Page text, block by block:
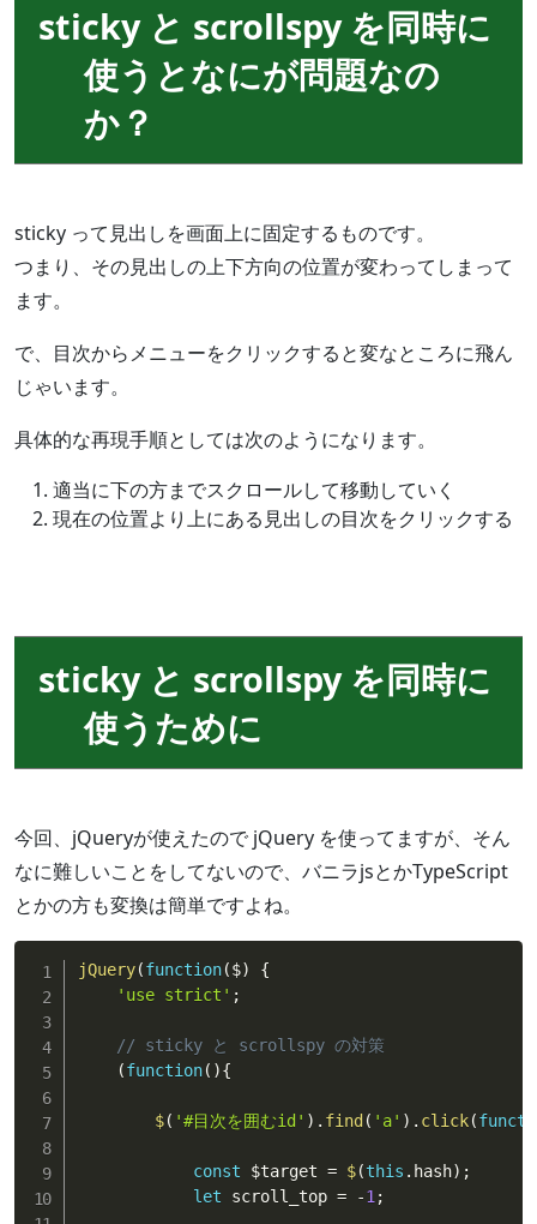
sticky と scrollspy を同時に
使うとなにが問題なの
か？
sticky って見出しを画面上に固定するものです。
つまり、その見出しの上下方向の位置が変わってしまって
ます。
で、目次からメニューをクリックすると変なところに飛ん
じゃいます。
具体的な再現手順としては次のようになります。
適当に下の方までスクロールして移動していく
現在の位置より上にある見出しの目次をクリックする
sticky と scrollspy を同時に
使うために
今回、jQueryが使えたので jQuery を使ってますが、そん
なに難しいことをしてないので、バニラjsとかTypeScript
とかの方も変換は簡単ですよね。
jQuery(function($)
{
'use strict' ;
// sticky と scrollspy の対策
(function( ){
$( '#目次を囲むid' ) . find ( 'a' ) . click(
const $target = $(this . hash) ;
let scroll_top = -1;